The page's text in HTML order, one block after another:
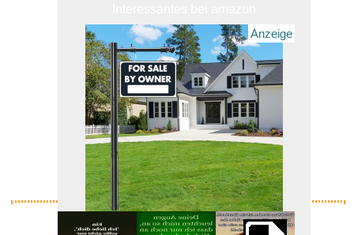
Anzeige